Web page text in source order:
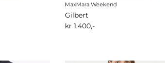
MaxMara Weekend
Gilbert
kr 1.400,-